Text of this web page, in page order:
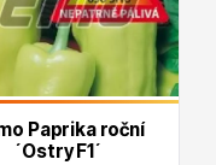
Paprika roční
´Ostry F1´